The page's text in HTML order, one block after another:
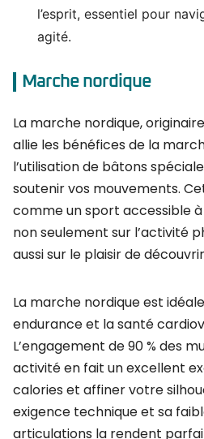
l’esprit, essentiel pour
agité.
Marche nordique
La marche nordique,
allie les bénéfices de la
l’utilisation de bâtons
soutenir vos mouvements.
comme un sport accessible
non seulement sur l’activité
aussi sur le plaisir de
La marche nordique est
endurance et la santé
L’engagement de 90 % des
activité en fait un excellent
calories et affiner votre
exigence technique et sa
articulations la rendent